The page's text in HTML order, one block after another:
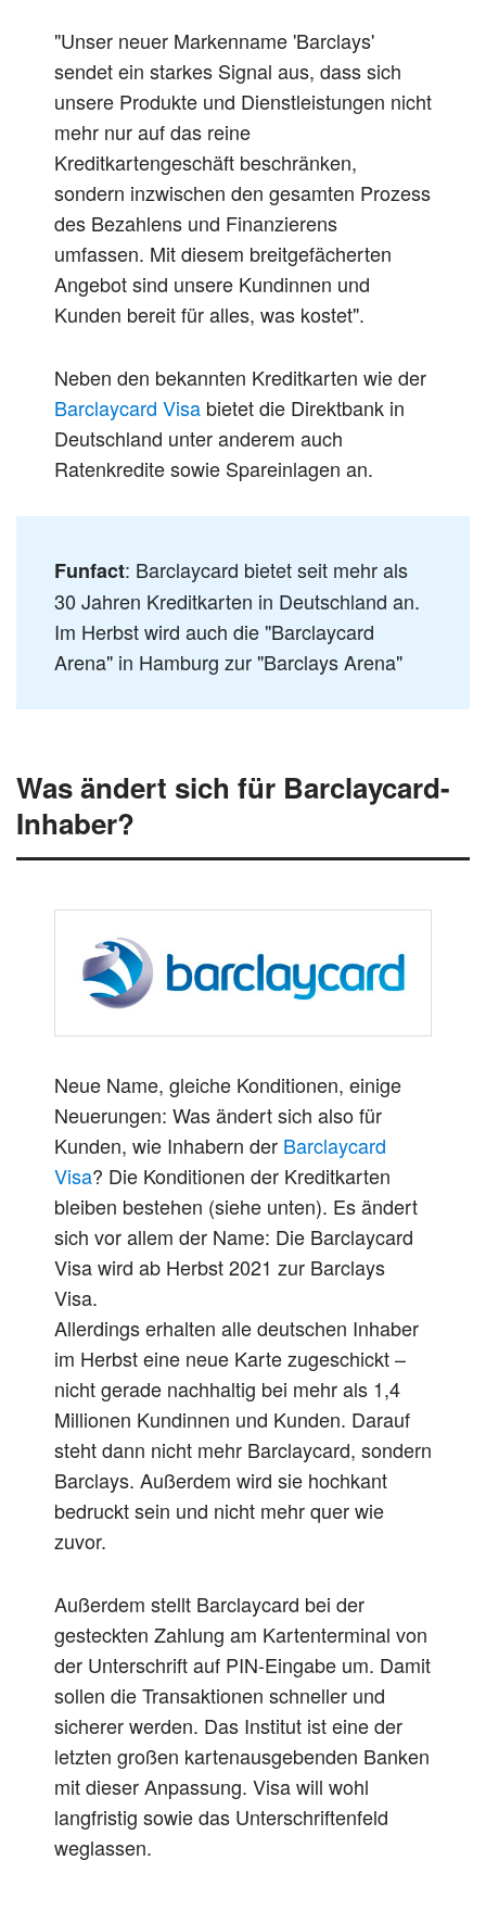
"Unser neuer Markenname 'Barclays'
sendet ein starkes Signal aus, dass sich
unsere Produkte und Dienstleistungen nicht
mehr nur auf das reine
Kreditkartengeschäft beschränken,
sondern inzwischen den gesamten Prozess
des Bezahlens und Finanzierens
umfassen. Mit diesem breitgefächerten
Angebot sind unsere Kundinnen und
Kunden bereit für alles, was kostet".
Neben den bekannten Kreditkarten wie der
Barclaycard Visa bietet die Direktbank in
Deutschland unter anderem auch
Ratenkredite sowie Spareinlagen an.
Funfact: Barclaycard bietet seit mehr als
30 Jahren Kreditkarten in Deutschland an.
Im Herbst wird auch die "Barclaycard
Arena" in Hamburg zur "Barclays Arena"
Was ändert sich für Barclaycard-
Inhaber?
Neue Name, gleiche Konditionen, einige
Neuerungen: Was ändert sich also für
Kunden, wie Inhabern der Barclaycard
Visa? Die Konditionen der Kreditkarten
bleiben bestehen (siehe unten). Es ändert
sich vor allem der Name: Die Barclaycard
Visa wird ab Herbst 2021 zur Barclays
Visa.
Allerdings erhalten alle deutschen Inhaber
im Herbst eine neue Karte zugeschickt –
nicht gerade nachhaltig bei mehr als 1,4
Millionen Kundinnen und Kunden. Darauf
steht dann nicht mehr Barclaycard, sondern
Barclays. Außerdem wird sie hochkant
bedruckt sein und nicht mehr quer wie
zuvor.
Außerdem stellt Barclaycard bei der
gesteckten Zahlung am Kartenterminal von
der Unterschrift auf PIN-Eingabe um. Damit
sollen die Transaktionen schneller und
sicherer werden. Das Institut ist eine der
letzten großen kartenausgebenden Banken
mit dieser Anpassung. Visa will wohl
langfristig sowie das Unterschriftenfeld
weglassen.